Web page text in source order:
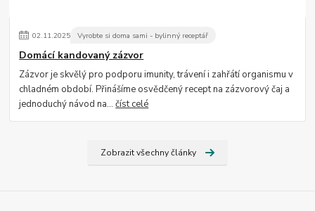
02.11.2025 Vyrobte si doma sami - bylinný receptář
Domácí kandovaný zázvor
Zázvor je skvělý pro podporu imunity, trávení i zahřátí organismu v
chladném období. Přinášíme osvědčený recept na zázvorový čaj a
jednoduchý návod na...číst celé
Zobrazit všechny články